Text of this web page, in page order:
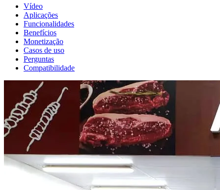
Vídeo
Aplicações
Funcionalidades
Benefícios
Monetização
Casos de uso
Perguntas
Compatibilidade